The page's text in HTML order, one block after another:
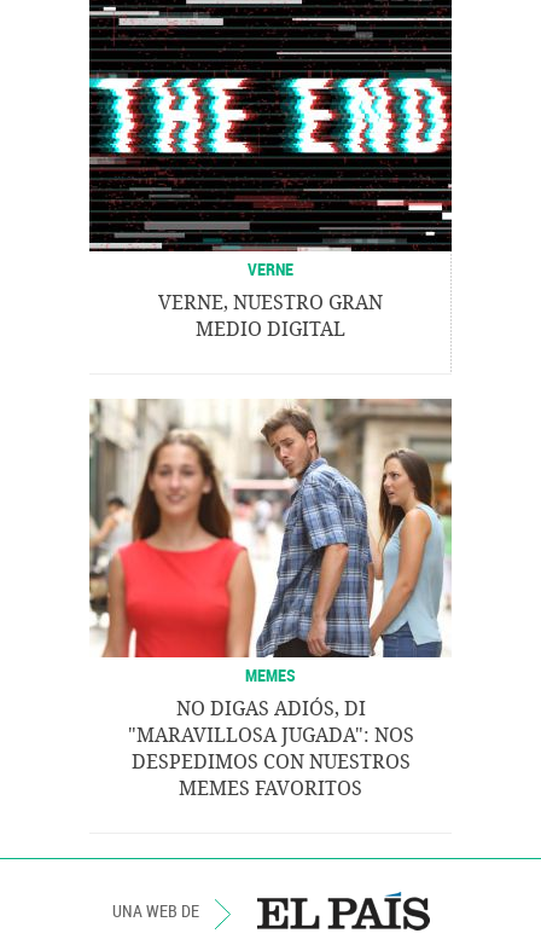
VERNE
VERNE, NUESTRO GRAN
MEDIO DIGITAL
MEMES
NO DIGAS ADIÓS, DI
"MARAVILLOSA JUGADA": NOS
DESPEDIMOS CON NUESTROS
MEMES FAVORITOS
UNA WEB DE